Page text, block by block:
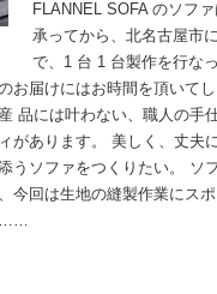
FLANNEL SOFA のソフ
承ってから、北名古屋市
で、1 台 1 台製作を行な
お届けにはお時間を頂いてし
品には叶わない、職人の手
があります。 美しく、丈夫
うソファをつくりたい。 ソ
今回は生地の縫製作業にス
……